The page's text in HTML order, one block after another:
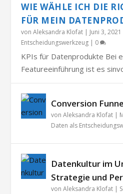
WIE WÄHLE ICH DIE
FÜR MEIN
vonAleksandra Klofat | Juni 3, 2021
Entscheidungswerkzeug | 0
KPIs für Datenprodukte Bei
Featureeinführung ist es
Conversion
vonAleksandra Klofat |
Daten als
Datenkultur im
Strategie und
vonAleksandra Klofat |